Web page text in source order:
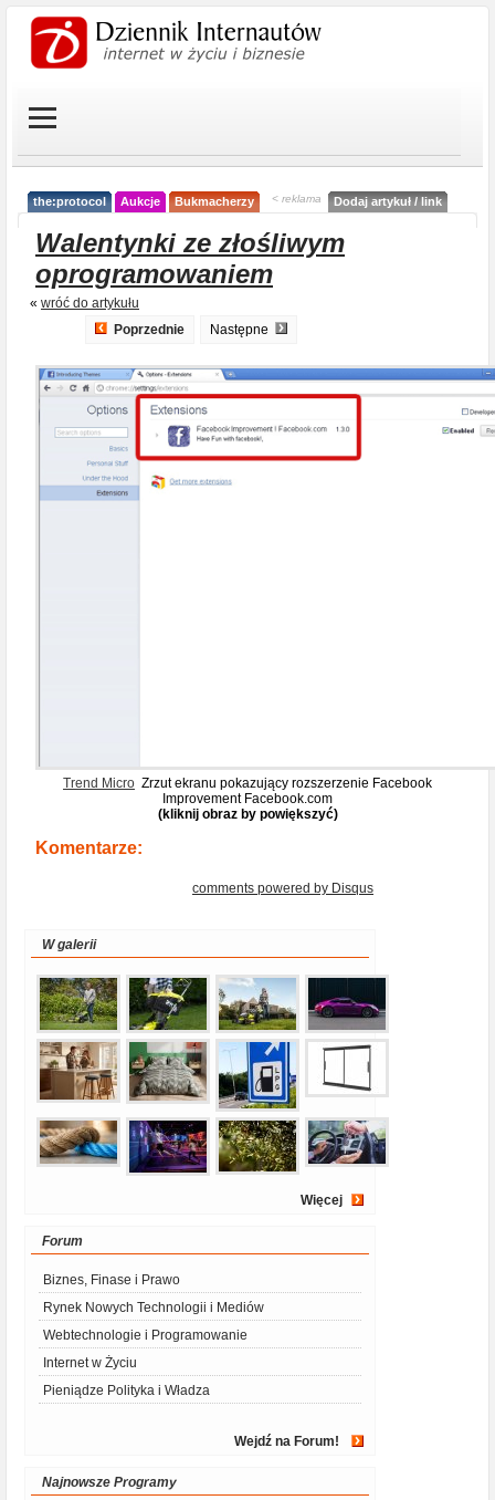
the:protocol Aukcje Bukmacherzy < reklama Dodaj artykuł / link
Walentynki ze złośliwym
oprogramowaniem
« wróć do artykułu
Poprzednie
Następne
Trend Micro Zrzut ekranu pokazujący rozszerzenie Facebook
Improvement Facebook.com
(kliknij obraz by powiększyć)
Komentarze:
comments powered by Disqus
W galerii
Więcej
Forum
Biznes, Finase i Prawo
Rynek Nowych Technologii i Mediów
Webtechnologie i Programowanie
Internet w Życiu
Pieniądze Polityka i Władza
Wejdź na Forum!
Najnowsze Programy